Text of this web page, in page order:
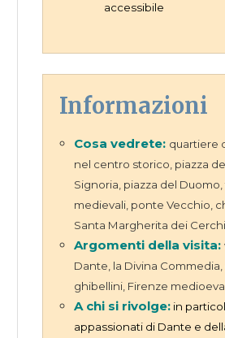
accessibile
Informazioni
Cosa vedrete: quartiere
nel centro storico, piazza
Signoria, piazza del
medievali, ponte Vecchio,
Santa Margherita dei Cerchi
Argomenti della visita:
Dante, la Divina
ghibellini, Firenze
A chi si rivolge: in
appassionati di Dante e